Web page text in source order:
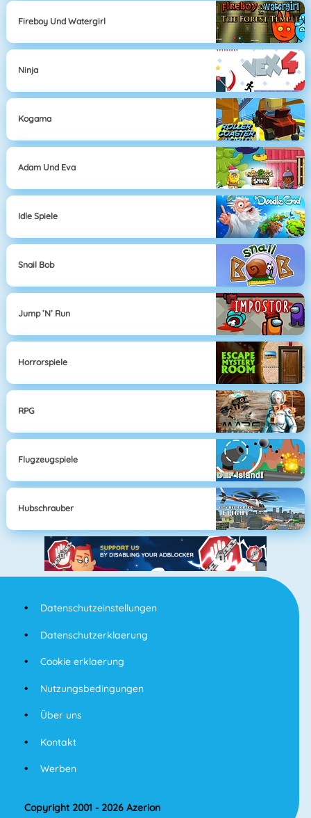
Fireboy Und Watergirl
Ninja
Kogama
Adam Und Eva
Idle Spiele
Snail Bob
Jump ’n’ Run
Horrorspiele
RPG
Flugzeugspiele
Hubschrauber
Datenschutzeinstellungen
Datenschutzerklaerung
Cookie erklaerung
Nutzungsbedingungen
Über uns
Kontakt
Werben
Copyright 2001 - 2026 Azerion